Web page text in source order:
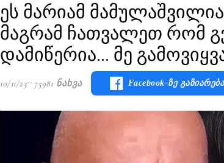
ეს მარიამ
მაგრამ ჩათვალეთ რომ
დამიწერია... მე
10/11/23 75981 Ნახვა Facebook-Ზე Გაზიარება